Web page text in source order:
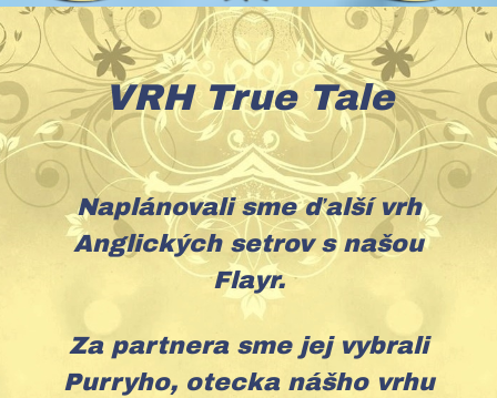
VRH True Tale
Naplánovali sme ďalší vrh
Anglických setrov s našou
Flayr.
Za partnera sme jej vybrali
Purryho, otecka nášho vrhu